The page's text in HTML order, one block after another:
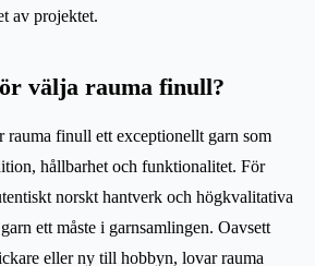
av projektet.
välja rauma finull?
rauma finull ett exceptionellt garn som
hållbarhet och funktionalitet. För
norskt hantverk och högkvalitativa
ett måste i garnsamlingen. Oavsett
eller ny till hobbyn, lovar rauma